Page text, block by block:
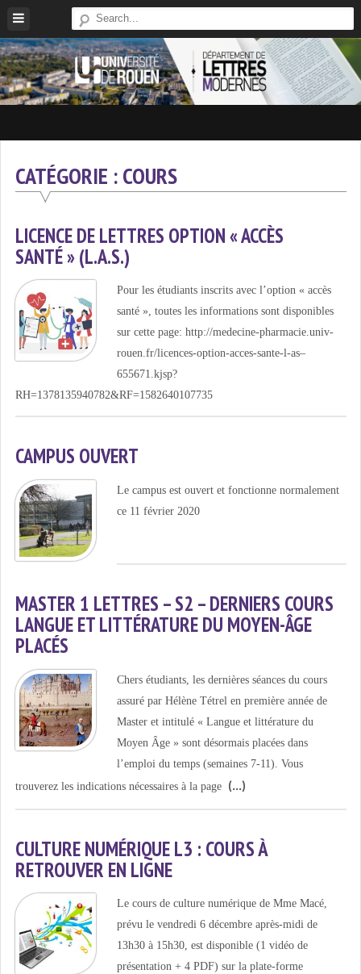
content
CATÉGORIE :COURS
LICENCE DE LETTRES OPTION « ACCÈS
SANTÉ » (L.A.S.)
Pour les étudiants inscrits avec l’option « accès
santé », toutes les informations sont disponibles
sur cette page: http://medecine-pharmacie.univ-
rouen.fr/licences-option-acces-sante-l-as–
655671.kjsp?
RH=1378135940782&RF=1582640107735
CAMPUS OUVERT
Le campus est ouvert et fonctionne normalement
ce 11 février 2020
MASTER 1 LETTRES – S2 – DERNIERS COURS
LANGUE ET LITTÉRATURE DU MOYEN-ÂGE
PLACÉS
Chers étudiants, les dernières séances du cours
assuré par Hélène Tétrel en première année de
Master et intitulé « Langue et littérature du
Moyen Âge » sont désormais placées dans
l’emploi du temps (semaines 7-11). Vous
trouverez les indications nécessaires à la page
CULTURE NUMÉRIQUE L3 : COURS À
RETROUVER EN LIGNE
Le cours de culture numérique de Mme Macé,
prévu le vendredi 6 décembre après-midi de
13h30 à 15h30, est disponible (1 vidéo de
présentation + 4 PDF) sur la plate-forme